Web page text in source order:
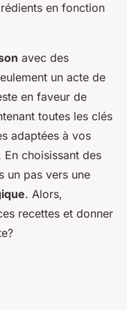
en fonction
avec des
un acte de
en faveur de
toutes les clés
adaptées à vos
choisissant des
un pas vers une
. Alors,
recettes et donner